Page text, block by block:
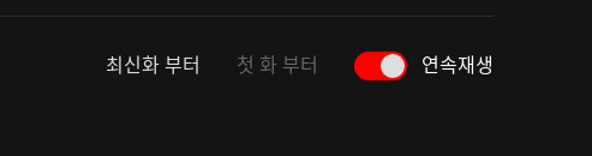
최신화 부터 첫 화 부터 연속재생